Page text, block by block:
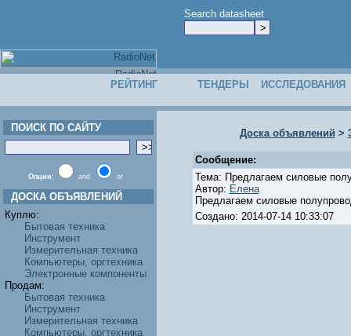
Search datasheet
РЕЙТИНГ ТЕНДЕРЫ ИССЛЕДОВАНИЯ
ПОИСК ПО САЙТУ
Опции: and or
ДОСКА ОБЪЯВЛЕНИЙ
Куплю:
Бытовая техника
Инструмент
Измерительная техника
Компьютеры, оргтехника
Электронные компоненты
Продам:
Бытовая техника
Инструмент
Измерительная техника
Компьютеры, оргтехника
Доска объявлений >
Сообщение:
Тема: Предлагаем силовые
Автор: Елена
Предлагаем силовые
Создано: 2014-07-14 10:33:07